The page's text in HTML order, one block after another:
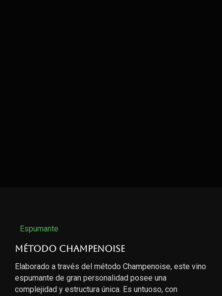
Espumante
Método Champenoise
Elaborado a través del método Champenoise, este vino
espumante de gran personalidad posee una
complejidad y estructura única. Es untuoso, con